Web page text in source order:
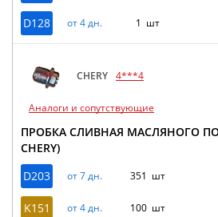
D128 от 4 дн. 1 шт
CHERY 4***4
Аналоги и сопутствующие
ПРОБКА СЛИВНАЯ МАСЛЯНОГО
CHERY)
D203
от 7 дн. 351 шт
K151 от 4 дн. 100 шт